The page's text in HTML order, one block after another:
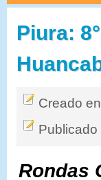
Piura:
Creado
Rondas